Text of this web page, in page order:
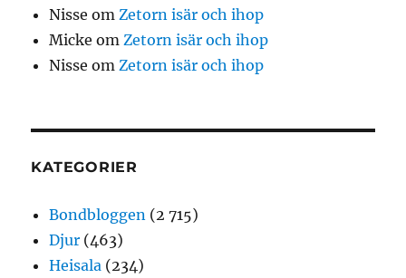
Nisse omZetorn isär och ihop
Micke omZetorn isär och ihop
Nisse omZetorn isär och ihop
KATEGORIER
Bondbloggen (2 715)
Djur (463)
Heisala (234)